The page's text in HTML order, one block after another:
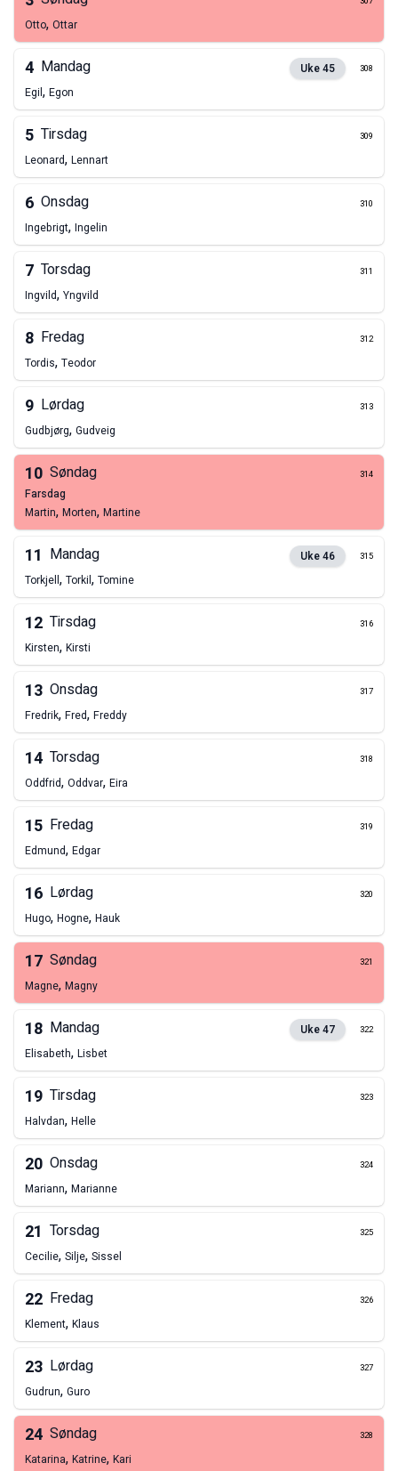
Otto, Ottar
4 Mandag Uke45 308
Egil, Egon
5 Tirsdag 309
Leonard, Lennart
6 Onsdag 310
Ingebrigt, Ingelin
7 Torsdag 311
Ingvild, Yngvild
8 Fredag 312
Tordis, Teodor
9 Lørdag 313
Gudbjørg, Gudveig
10 Søndag 314
farsdag
Martin, Morten, Martine
11 Mandag Uke46 315
Torkjell, Torkil, Tomine
12 Tirsdag 316
Kirsten, Kirsti
13 Onsdag 317
Fredrik, Fred, Freddy
14 Torsdag 318
Oddfrid, Oddvar, Eira
15 Fredag 319
Edmund, Edgar
16 Lørdag 320
Hugo, Hogne, Hauk
17 Søndag 321
Magne, Magny
18 Mandag Uke47 322
Elisabeth, Lisbet
19 Tirsdag 323
Halvdan, Helle
20 Onsdag 324
Mariann, Marianne
21 Torsdag 325
Cecilie, Silje, Sissel
22 Fredag 326
Klement, Klaus
23 Lørdag 327
Gudrun, Guro
24 Søndag 328
Katarina, Katrine, Kari